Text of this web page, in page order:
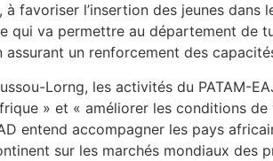
favoriser l’insertion des jeunes dans
qui va permettre au département de
un renforcement des
Lorng, les activités du PATAM-
» et « améliorer les conditions
entend accompagner les pays
sur les marchés mondiaux des